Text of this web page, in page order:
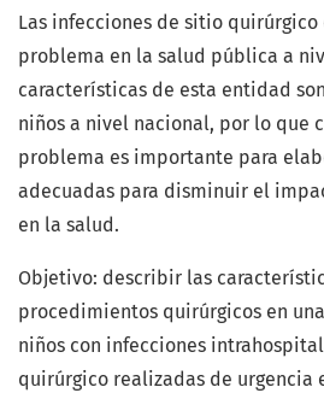
Las infecciones de sitio quirúrgico
problema en la salud pública a
características de esta entidad
niños a nivel nacional, por lo que
problema es importante para
adecuadas para disminuir el
en la salud.
Objetivo: describir las
procedimientos quirúrgicos en
niños con infecciones
quirúrgico realizadas de urgencia